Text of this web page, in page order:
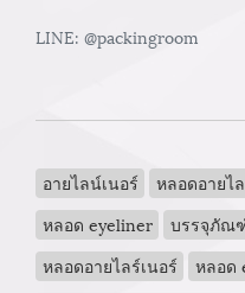
LINE: @packingroom
อายไลน์เนอร์ หลอดอายไ
หลอด eyeliner
บรรจุภัณ
หลอดอายไลร์เนอร์
หลอด